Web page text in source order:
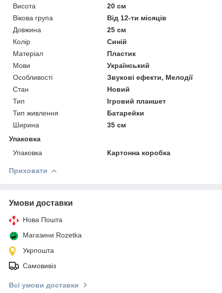
Висота
20 см
Вікова група
Від 12-ти місяців
Довжина
25 см
Колір
Синій
Матеріал
Пластик
Мови
Український
Особливості
Звукові ефекти, Мелодії
Стан
Новий
Тип
Ігровий планшет
Тип живлення
Батарейки
Ширина
35 см
Упаковка
Упаковка
Картонна коробка
Приховати
Умови доставки
Нова Пошта
Магазини Rozetka
Укрпошта
Самовивіз
Всі умови доставки